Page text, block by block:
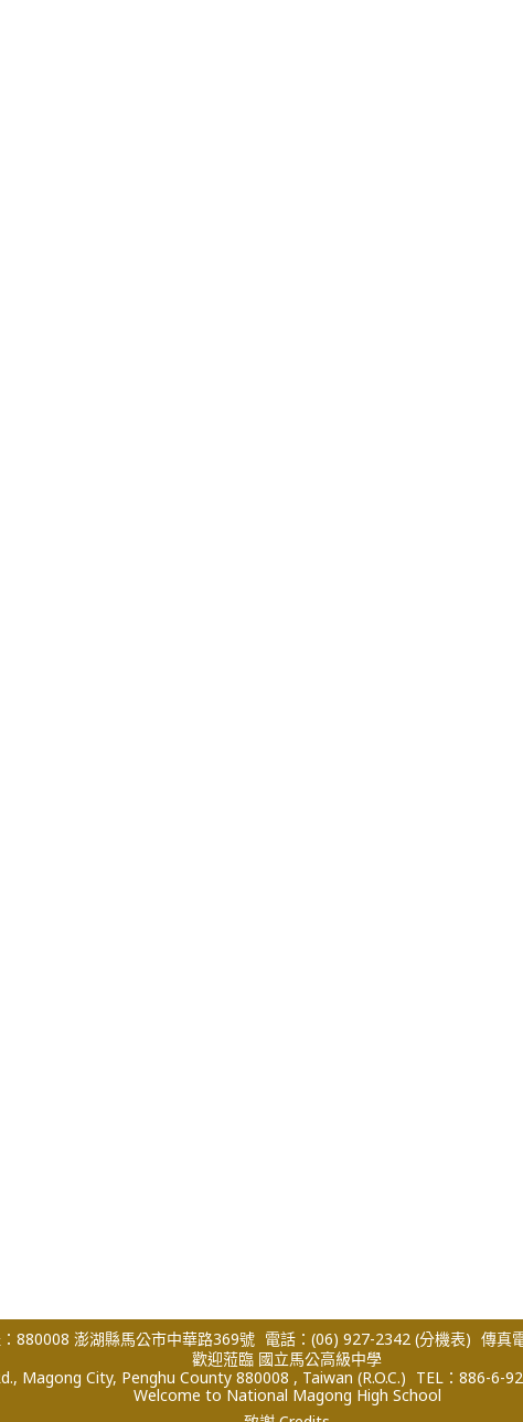
空氣品質資料請開啟
880008 澎湖縣馬公市中華路369號 電話：(06) 927-2342 (分機表) 傳真
歡迎蒞臨 國立馬公高級中學
Magong City, Penghu County 880008 , Taiwan (R.O.C.) TEL：886-6-
Welcome to National Magong High School